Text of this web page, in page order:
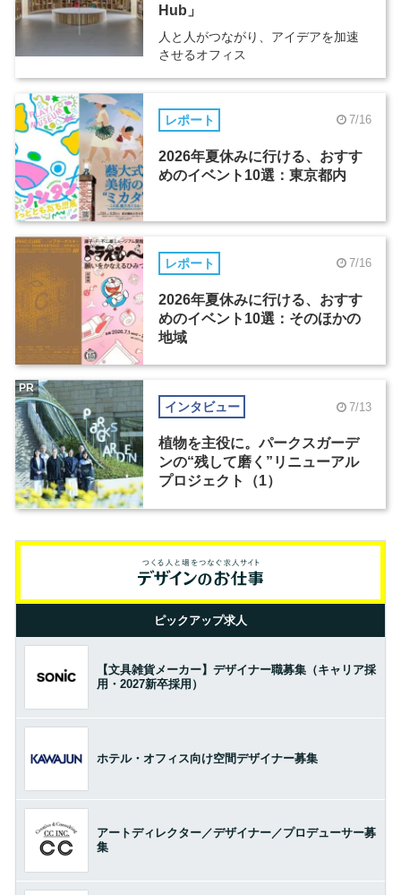
Hub」
人と人がつながり、アイデアを加速
させるオフィス
レポート 7/16
2026年夏休みに行ける、おすす
めのイベント10選：東京都内
レポート 7/16
2026年夏休みに行ける、おすす
めのイベント10選：そのほかの
地域
インタビュー 7/13
植物を主役に。パークスガーデ
ンの“残して磨く”リニューアル
プロジェクト（1）
PR
ピックアップ求人
【文具雑貨メーカー】デザイナー職募集（キャリア採
用・2027新卒採用）
ホテル・オフィス向け空間デザイナー募集
アートディレクター／デザイナー／プロデューサー募
集